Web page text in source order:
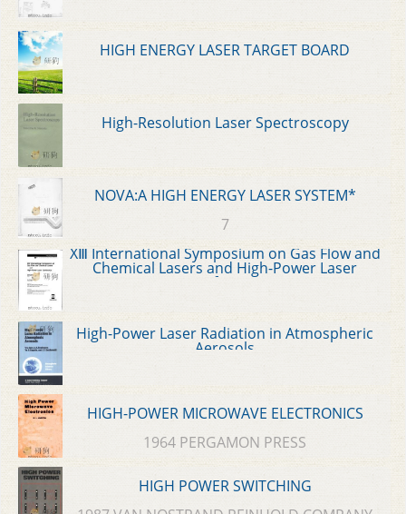
HIGH ENERGY LASER TARGET BOARD
High-Resolution Laser Spectroscopy
NOVA:A HIGH ENERGY LASER SYSTEM*
7
XⅢ International Symposium on Gas Flow and
Chemical Lasers and High-Power Laser
Conference
High-Power Laser Radiation in Atmospheric
Aerosols
HIGH-POWER MICROWAVE ELECTRONICS
1964 PERGAMON PRESS
HIGH POWER SWITCHING